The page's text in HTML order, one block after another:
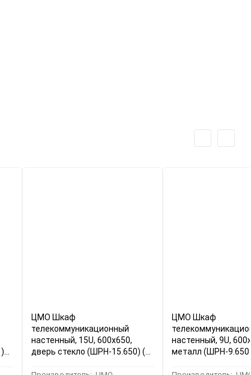
ЦМО Шкаф
телекоммуникационный
настенный, 15U, 600x650,
дверь стекло (ШРН-15.650) (1
ЦМО Шкаф
настенный, 9U,
металл (ШРН-9.650.1) (1